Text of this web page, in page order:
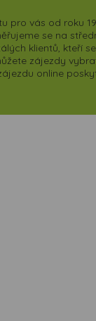
pro vás od roku
se na
klientů, kteří
zájezdy
online